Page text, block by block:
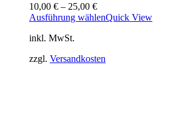
10,00 € – 25,00 €
Ausführung wählenQuick View
inkl. MwSt.
zzgl. Versandkosten